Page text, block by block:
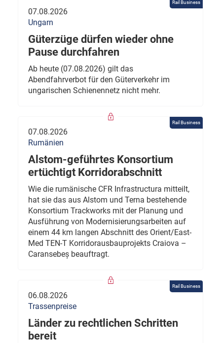
Rail Business
07.08.2026
Ungarn
Güterzüge dürfen wieder ohne
Pause durchfahren
Ab heute (07.08.2026) gilt das
Abendfahrverbot für den Güterverkehr im
ungarischen Schienennetz nicht mehr.
Rail Business
07.08.2026
Rumänien
Alstom-geführtes Konsortium
ertüchtigt Korridorabschnitt
Wie die rumänische CFR Infrastructura mitteilt,
hat sie das aus Alstom und Terna bestehende
Konsortium Trackworks mit der Planung und
Ausführung von Modernisierungsarbeiten auf
einem 44 km langen Abschnitt des Orient/East-
Med TEN-T Korridorausbauprojekts Craiova –
Caransebeș beauftragt.
Rail Business
06.08.2026
Trassenpreise
Länder zu rechtlichen Schritten
bereit